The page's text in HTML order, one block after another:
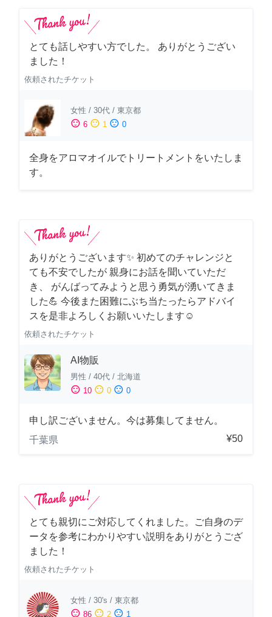
とても話しやすい方でした。 ありがとうござい
ました！
依頼されたチケット
女性 / 30代 / 東京都
sentiment_satisfied 6 sentiment_neutral 1 sentiment_dissatisfied 0
全身をアロマオイルでトリートメントをいたしま
す。
ありがとうございます✨ 初めてのチャレンジと
ても不安でしたが 親身にお話を聞いていただ
き、 がんばってみようと思う勇気が湧いてきま
した💪 今後また困難にぶち当たったらアドバイ
スを是非よろしくお願いいたします☺️
依頼されたチケット
AI物販
男性 / 40代 / 北海道
sentiment_satisfied 10 sentiment_neutral 0 sentiment_dissatisfied 0
申し訳ございません。今は募集してません。
千葉県
¥50
とても親切にご対応してくれました。ご自身のデ
ータを参考にわかりやすい説明をありがとうござ
ました！
依頼されたチケット
女性 / 30's / 東京都
sentiment_satisfied 86 sentiment_neutral 2 sentiment_dissatisfied 1